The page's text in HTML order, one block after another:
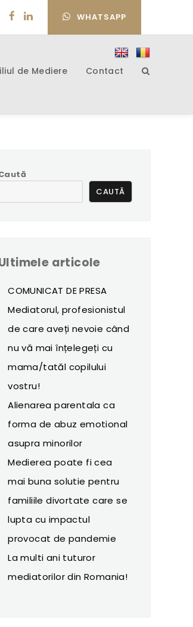
WHATSAPP
de Mediere Contact
CAUTĂ
articole
COMUNICAT DE PRESA
Mediatorul, profesionistul
de care aveți nevoie când
nu vă mai înțelegeți cu
mama/tatăl copilului
vostru!
Alienarea parentala ca
forma de abuz emotional
asupra minorilor
Medierea poate fi cea
mai buna solutie pentru
familiile divortate care se
lupta cu impactul
provocat de pandemie
La multi ani tuturor
mediatorilor din Romania!